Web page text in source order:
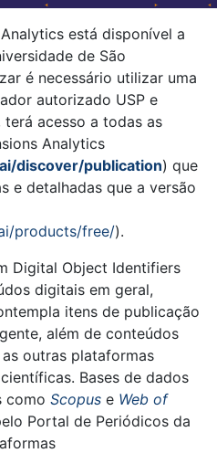
está disponível a
de São
é necessário utilizar uma
autorizado USP e
acesso a todas as
Analytics
discover/publication) que
e detalhadas que a versão
products/free/).
Digital Object Identifiers
digitais em geral,
itens de publicação
além de conteúdos
outras plataformas
Bases de dados
como Scopus e Web of
Portal de Periódicos da